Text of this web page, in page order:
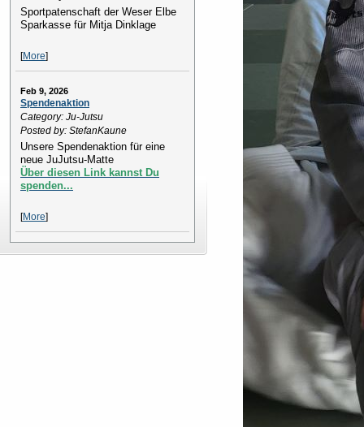
Sportpatenschaft der Weser Elbe
Sparkasse für Mitja Dinklage
[More]
Feb 9, 2026
Spendenaktion
Category: Ju-Jutsu
Posted by: StefanKaune
Unsere Spendenaktion für eine
neue JuJutsu-Matte
Über diesen Link kannst Du
spenden...
[More]